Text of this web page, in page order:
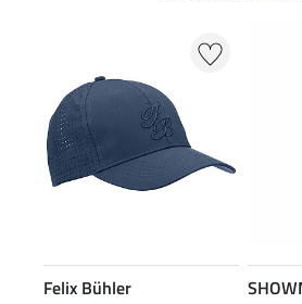
Felix Bühler